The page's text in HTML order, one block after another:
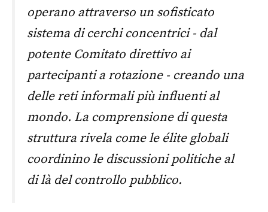
operano attraverso un sofisticato
sistema di cerchi concentrici - dal
potente Comitato direttivo ai
partecipanti a rotazione - creando una
delle reti informali più influenti al
mondo. La comprensione di questa
struttura rivela come le élite globali
coordinino le discussioni politiche al
di là del controllo pubblico.